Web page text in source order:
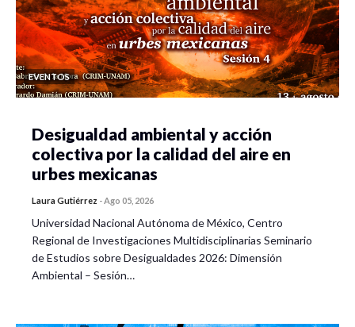
EVENTOS
Desigualdad ambiental y acción
colectiva por la calidad del aire en
urbes mexicanas
Laura Gutiérrez -Ago 05, 2026
Universidad Nacional Autónoma de México, Centro
Regional de Investigaciones Multidisciplinarias Seminario
de Estudios sobre Desigualdades 2026: Dimensión
Ambiental – Sesión…